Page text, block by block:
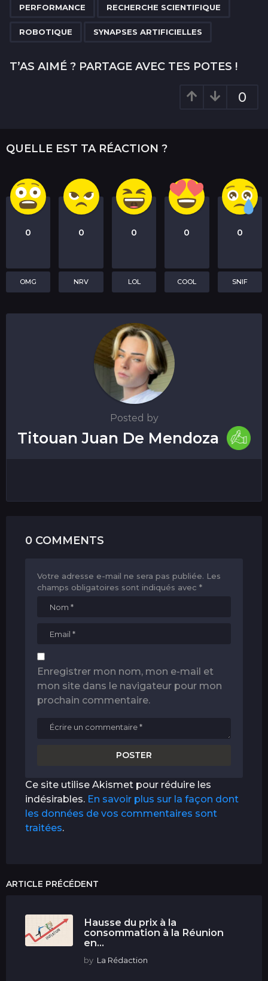
n
PERFORMANCE RECHERCHE SCIENTIFIQUE
ROBOTIQUE SYNAPSES ARTIFICIELLES
T’AS AIMÉ ? PARTAGE AVEC TES POTES !
0
QUELLE EST TA RÉACTION ?
0
OMG
0
NRV
0
LOL
0
COOL
0
SNIF
Posted by
Titouan Juan De Mendoza
0 COMMENTS
Votre adresse e-mail ne sera pas publiée. Les
champs obligatoires sont indiqués avec *
Enregistrer mon nom, mon e-mail et
mon site dans le navigateur pour mon
prochain commentaire.
Ce site utilise Akismet pour réduire les
indésirables. En savoir plus sur la façon dont
les données de vos commentaires sont
traitées.
ARTICLE PRÉCÉDENT
Hausse du prix à la
consommation à la Réunion
en...
by La Rédaction